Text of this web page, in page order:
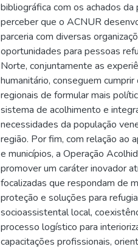
bibliográfica com os achados
perceber que o ACNUR
parceria com diversas
oportunidades para pessoas
Norte, conjuntamente as
humanitário, conseguem
regionais de formular mais
sistema de acolhimento e
necessidades da população
região. Por fim, com relação ao
e municípios, a Operação
promover um caráter inovador
focalizadas que respondam de
proteção e soluções para
socioassistental local,
processo logístico para
capacitações profissionais,